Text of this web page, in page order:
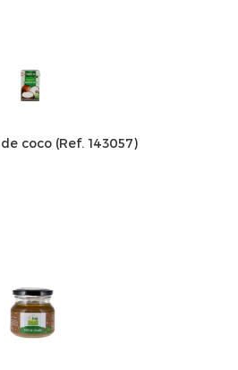
coco (Ref. 143057)